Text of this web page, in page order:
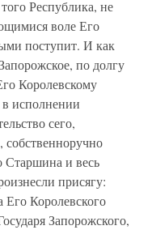
Республика, не
воле Его
поступит. И как
по долгу
Королевскому
исполнении
сего,
собственноручно
Старшина и весь
присягу:
Королевского
Запорожского,